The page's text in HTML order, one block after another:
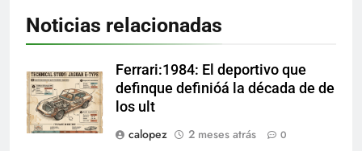
Noticias relacionadas
Ferrari:1984: El deportivo que
definque definióá la década de de
los ult
calopez
2 meses atrás 0